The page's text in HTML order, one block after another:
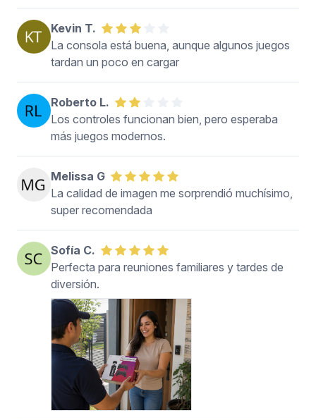
Kevin T.
La consola está buena, aunque algunos juegos
tardan un poco en cargar
Roberto L.
Los controles funcionan bien, pero esperaba
más juegos modernos.
Melissa G
La calidad de imagen me sorprendió muchísimo,
super recomendada
Sofía C.
Perfecta para reuniones familiares y tardes de
diversión.